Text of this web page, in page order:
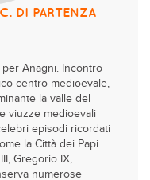
DI PARTENZA
per Anagni. Incontro
centro medioevale,
la valle del
viuzze medioevali
episodi ricordati
la Città dei Papi
Gregorio IX,
numerose